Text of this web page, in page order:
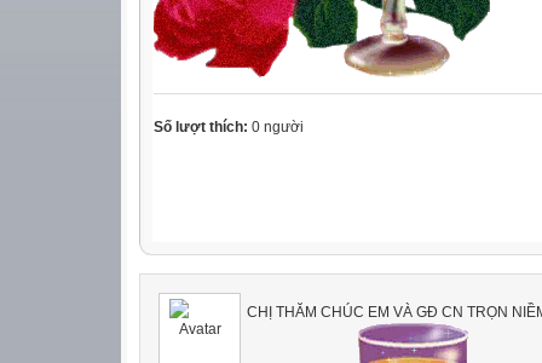
Số lượt thích: 0 người
CHỊ THĂM CHÚC EM VÀ GĐ CN TRỌN